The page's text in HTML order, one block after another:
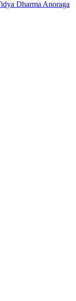
Dharma Anoraga